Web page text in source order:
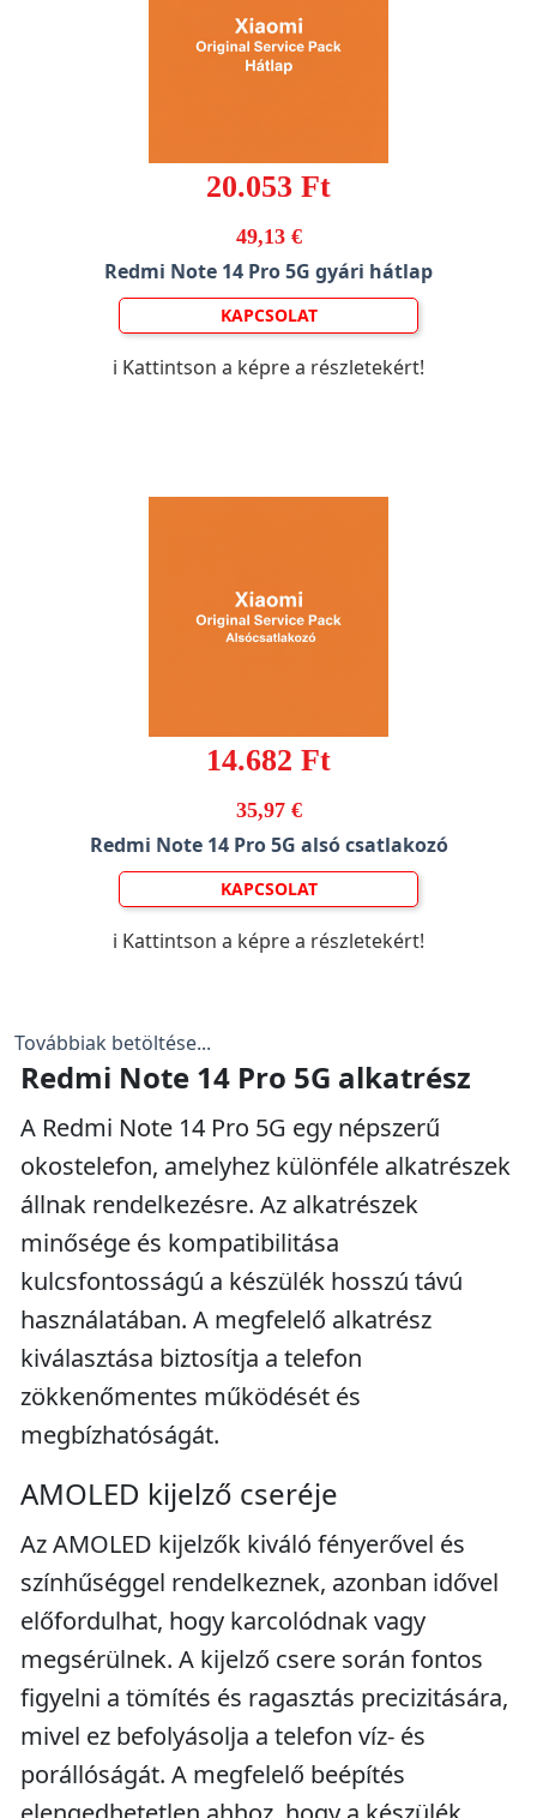
20.053 Ft
49,13 €
Redmi Note 14 Pro 5G gyári hátlap
KAPCSOLAT
ℹ️ Kattintson a képre a részletekért!
14.682 Ft
35,97 €
Redmi Note 14 Pro 5G alsó csatlakozó
KAPCSOLAT
ℹ️ Kattintson a képre a részletekért!
Továbbiak betöltése...
Redmi Note 14 Pro 5G alkatrész
A Redmi Note 14 Pro 5G egy népszerű
okostelefon, amelyhez különféle alkatrészek
állnak rendelkezésre. Az alkatrészek
minősége és kompatibilitása
kulcsfontosságú a készülék hosszú távú
használatában. A megfelelő alkatrész
kiválasztása biztosítja a telefon
zökkenőmentes működését és
megbízhatóságát.
AMOLED kijelző cseréje
Az AMOLED kijelzők kiváló fényerővel és
színhűséggel rendelkeznek, azonban idővel
előfordulhat, hogy karcolódnak vagy
megsérülnek. A kijelző csere során fontos
figyelni a tömítés és ragasztás precizitására,
mivel ez befolyásolja a telefon víz- és
porállóságát. A megfelelő beépítés